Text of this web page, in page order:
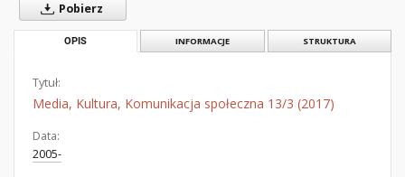
Pobierz
OPIS INFORMACJE STRUKTURA
Tytuł:
Media, Kultura, Komunikacja społeczna 13/3 (2017)
Data:
2005-